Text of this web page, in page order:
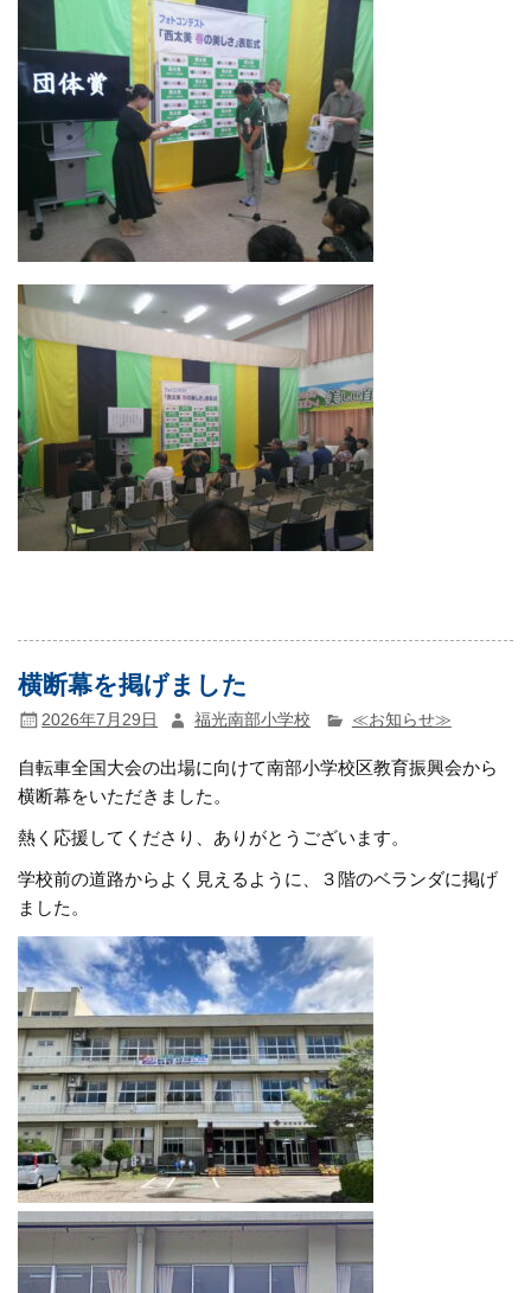
横断幕を掲げました
2026年7月29日 福光南部小学校 ≪お知らせ≫
自転車全国大会の出場に向けて南部小学校区教育振興会から
横断幕をいただきました。
熱く応援してくださり、ありがとうございます。
学校前の道路からよく見えるように、３階のベランダに掲げ
ました。